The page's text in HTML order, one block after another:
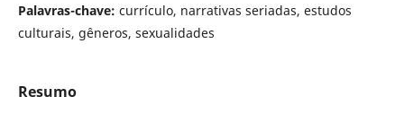
Palavras-chave: currículo, narrativas seriadas, estudos
culturais, gêneros, sexualidades
Resumo